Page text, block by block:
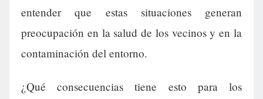
entender que estas situaciones generan
preocupación en la salud de los vecinos y en la
contaminación del entorno.
¿Qué consecuencias tiene esto para los